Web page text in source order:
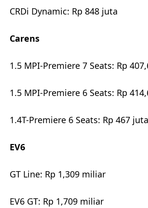
CRDi Dynamic: Rp 848 juta
Carens
1.5 MPI-Premiere 7 Seats: Rp
1.5 MPI-Premiere 6 Seats: Rp
1.4T-Premiere 6 Seats: Rp 467 juta
EV6
GT Line: Rp 1,309 miliar
EV6 GT: Rp 1,709 miliar